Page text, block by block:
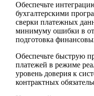
Обеспечьте
бухгалтерскими
сверки платежных
минимуму ошибки в
подготовка
Обеспечьте быструю
платежей в режиме
уровень доверия к
контрактных